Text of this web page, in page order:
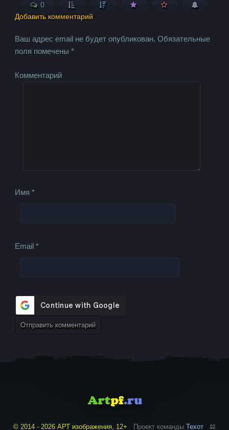
0
Добавить комментарий
Ваш адрес email не будет опубликован. Обязательные
поля помечены*
Комментарий
Имя*
Email*
© 2014 - 2026 АРТ изображения, 12+ Проект команды Техот 𝌴